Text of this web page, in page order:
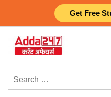
Get Free
content
Search